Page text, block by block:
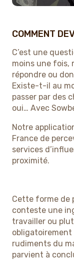
COMMENT
C’est une
moins une fois,
répondre ou
Existe-t-il au
passer par des
oui… Avec
Notre
France de
services
proximité.
Cette forme de
conteste une
travailler ou
obligatoirement
rudiments du
parvient à